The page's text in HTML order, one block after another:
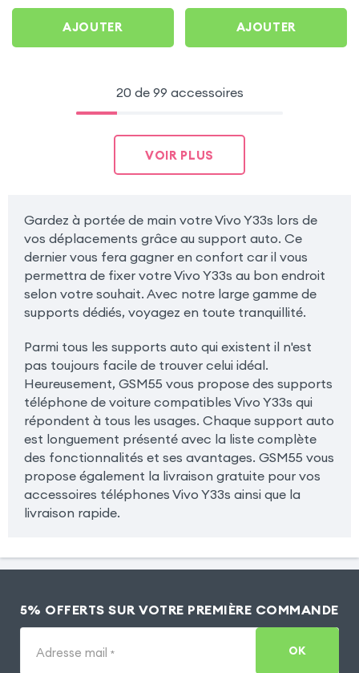
AJOUTER AJOUTER
20 de 99 accessoires
VOIR PLUS
Gardez à portée de main votre Vivo Y33s lors de
vos déplacements grâce au support auto. Ce
dernier vous fera gagner en confort car il vous
permettra de fixer votre Vivo Y33s au bon endroit
selon votre souhait. Avec notre large gamme de
supports dédiés, voyagez en toute tranquillité.
Parmi tous les supports auto qui existent il n'est
pas toujours facile de trouver celui idéal.
Heureusement, GSM55 vous propose des supports
téléphone de voiture compatibles Vivo Y33s qui
répondent à tous les usages. Chaque support auto
est longuement présenté avec la liste complète
des fonctionnalités et ses avantages. GSM55 vous
propose également la livraison gratuite pour vos
accessoires téléphones Vivo Y33s ainsi que la
livraison rapide.
5% OFFERTS SUR VOTRE PREMIÈRE COMMANDE
Adresse mail * OK